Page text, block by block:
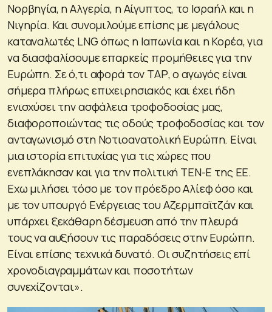
Νορβηγία, η Αλγερία, η Αίγυπτος, το Ισραήλ και η
Νιγηρία. Και συνομιλούμε επίσης με μεγάλους
καταναλωτές LNG όπως η Ιαπωνία και η Κορέα, για
να διασφαλίσουμε επαρκείς προμήθειες για την
Ευρώπη. Σε ό,τι αφορά τον ΤΑΡ, ο αγωγός είναι
σήμερα πλήρως επιχειρησιακός και έχει ήδη
ενισχύσει την ασφάλεια τροφοδοσίας μας,
διαφοροποιώντας τις οδούς τροφοδοσίας και τον
ανταγωνισμό στη Νοτιοανατολική Ευρώπη. Είναι
μια ιστορία επιτυχίας για τις χώρες που
ενεπλάκησαν και για την πολιτική ΤΕΝ-Ε της ΕΕ.
Εχω μιλήσει τόσο με τον πρόεδρο Αλίεφ όσο και
με τον υπουργό Ενέργειας του Αζερμπαϊτζάν και
υπάρχει ξεκάθαρη δέσμευση από την πλευρά
τους να αυξήσουν τις παραδόσεις στην Ευρώπη.
Είναι επίσης τεχνικά δυνατό. Οι συζητήσεις επί
χρονοδιαγραμμάτων και ποσοτήτων
συνεχίζονται».